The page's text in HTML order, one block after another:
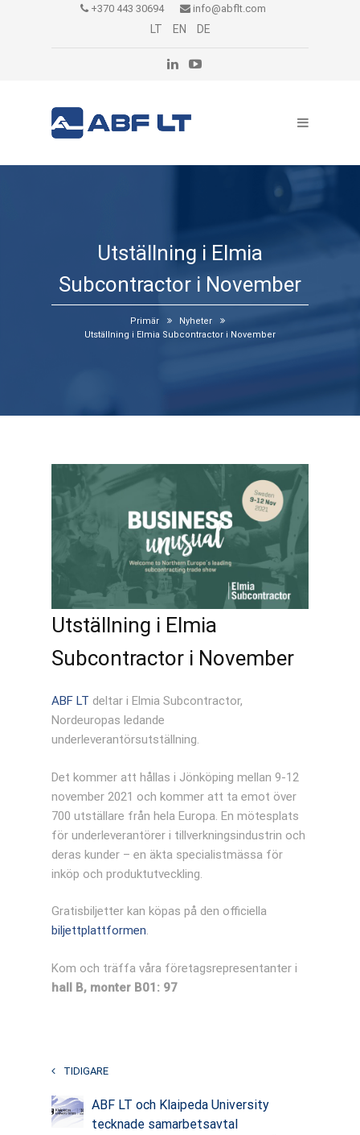
+370 443 30694 info@abflt.com
LT EN DE
Utställning i Elmia
Subcontractor i November
Primär
Nyheter
Utställning i Elmia Subcontractor i November
Utställning i Elmia
Subcontractor i November
ABF LT deltar i Elmia Subcontractor,
Nordeuropas ledande
underleverantörsutställning.
Det kommer att hållas i Jönköping mellan 9-12
november 2021 och kommer att ta emot över
700 utställare från hela Europa. En mötesplats
för underleverantörer i tillverkningsindustrin och
deras kunder – en äkta specialistmässa för
inköp och produktutveckling.
Gratisbiljetter kan köpas på den officiella
biljettplattformen.
Kom och träffa våra företagsrepresentanter i
hall B, monter B01: 97
TIDIGARE
ABF LT och Klaipeda University
tecknade samarbetsavtal